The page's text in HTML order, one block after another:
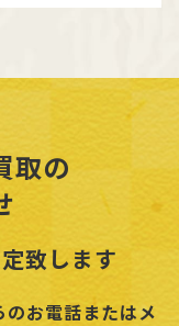
取の
致します
お電話またはメ